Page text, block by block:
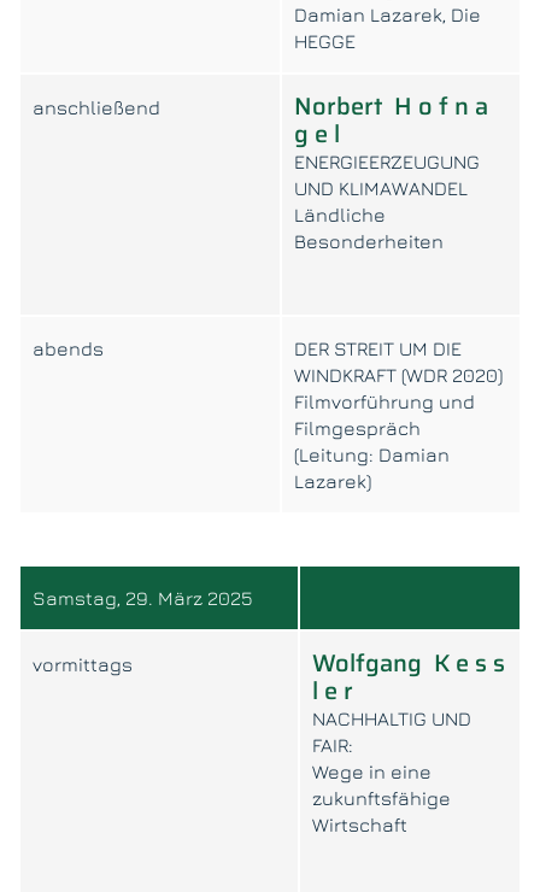
Damian Lazarek, Die
HEGGE
anschließend Norbert H o f n a
g e l
ENERGIEERZEUGUNG
UND KLIMAWANDEL
Ländliche
Besonderheiten
abends
DER STREIT UM DIE
WINDKRAFT (WDR 2020)
Filmvorführung und
Filmgespräch
(Leitung: Damian
Lazarek)
Samstag, 29. März 2025
vormittags Wolfgang K e s s
l e r
NACHHALTIG UND
FAIR:
Wege in eine
zukunftsfähige
Wirtschaft